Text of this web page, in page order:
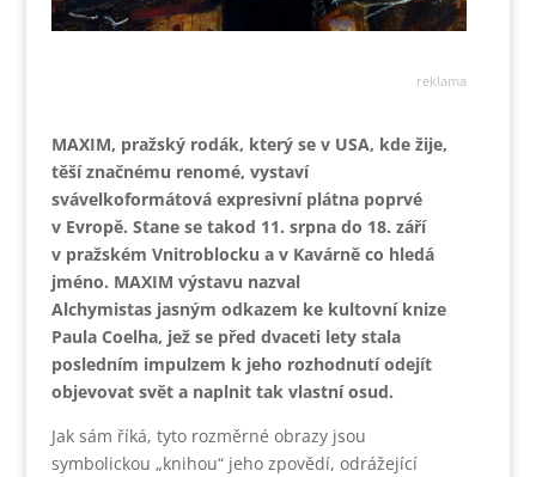
reklama
MAXIM, pražský rodák, který se v USA, kde žije,
těší značnému renomé, vystaví
svávelkoformátová expresivní plátna poprvé
v Evropě. Stane se takod 11. srpna do 18. září
v pražském Vnitroblocku a v Kavárně co hledá
jméno. MAXIM výstavu nazval
Alchymistas jasným odkazem ke kultovní knize
Paula Coelha, jež se před dvaceti lety stala
posledním impulzem k jeho rozhodnutí odejít
objevovat svět a naplnit tak vlastní osud.
Jak sám říká, tyto rozměrné obrazy jsou
symbolickou „knihou“ jeho zpovědí, odrážející